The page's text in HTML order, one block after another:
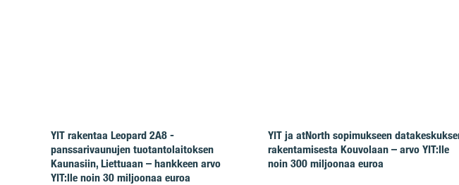
YIT rakentaa Leopard 2A8 -
panssarivaunujen tuotantolaitoksen
Kaunasiin, Liettuaan – hankkeen arvo
YIT:lle noin 30 miljoonaa euroa
YIT ja atNorth sopimukseen
rakentamisesta Kouvolaan – arvo YIT:lle
noin 300 miljoonaa euroa